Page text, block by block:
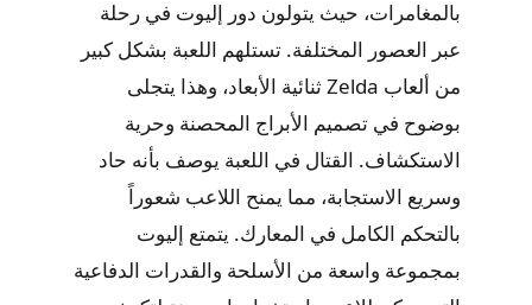
بالمغامرات، حيث يتولون دور إليوت في رحلة
عبر العصور المختلفة. تستلهم اللعبة بشكل كبير
من ألعاب Zelda ثنائية الأبعاد، وهذا يتجلى
بوضوح في تصميم الأبراج المحصنة وحرية
الاستكشاف. القتال في اللعبة يوصف بأنه حاد
وسريع الاستجابة، مما يمنح اللاعب شعوراً
بالتحكم الكامل في المعارك. يتمتع إليوت
بمجموعة واسعة من الأسلحة والقدرات الدفاعية